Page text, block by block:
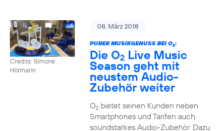
Credits: Simone
Hörmann
08. März 2018
PURER MUSIKGENUSS BEI O2:
Die O2 Live Music
Season geht mit
neustem Audio-
Zubehör weiter
O2bietet seinen Kunden neben
Smartphones und Tarifen auch
soundstarkes Audio-Zubehör. Dazu